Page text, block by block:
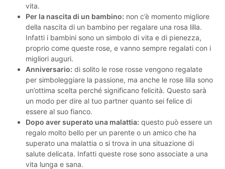
vita.
Per la nascita di un bambino: non c’è momento migliore
della nascita di un bambino per regalare una rosa lilla.
Infatti i bambini sono un simbolo di vita e di pienezza,
proprio come queste rose, e vanno sempre regalati con i
migliori auguri.
Anniversario: di solito le rose rosse vengono regalate
per simboleggiare la passione, ma anche le rose lilla sono
un’ottima scelta perché significano felicità. Questo sarà
un modo per dire al tuo partner quanto sei felice di
essere al suo fianco.
Dopo aver superato una malattia: questo può essere un
regalo molto bello per un parente o un amico che ha
superato una malattia o si trova in una situazione di
salute delicata. Infatti queste rose sono associate a una
vita lunga e sana.